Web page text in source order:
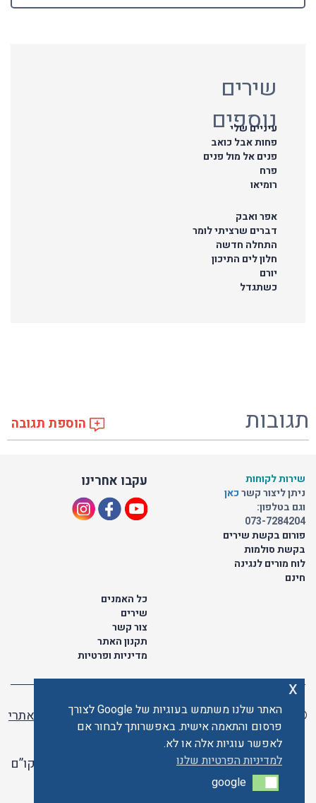
שירים
נוספים
עיניים שלי
פחות אבל כואב
פנים אל מול פנים
פרח
רומיאו
אפר ואבק
דברים שרציתי לומר
התחלה חדשה
חלון לים התיכון
יורם
כשתגדל
תגובות הוספת תגובה
עקבו אחרינו
שירות לקוחות
ניתן ליצור קשרכאן
וגם בטלפון:
073-7284204
פורום בקשת שירים
בקשת סולמות
לוח מורים לנגינה
חינם
כל האמנים
שירים
צור קשר
תקנון האתר
מדיניות ופרטיות
© כל הזכויות שמורות לתו ישראלי | ליאור מזור -
בניית אתרי
וורדפרס
האתר פועל ברשיון אקו”ם
האתר שלנו משתמש בעוגיות של Google לצורך
פרסום והתאמה אישית. באפשרותך לבחור אם
לאפשר עוגיות אלה או לא.
למדיניות הפרטיות שלנו
google
google
x